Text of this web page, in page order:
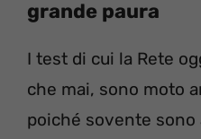
grande paura
I test di cui la Rete
che mai, sono moto
poiché sovente